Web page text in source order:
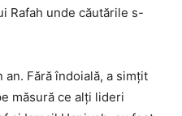
Rafah unde căutările s-
Fără îndoială, a simțit
măsură ce alți lideri